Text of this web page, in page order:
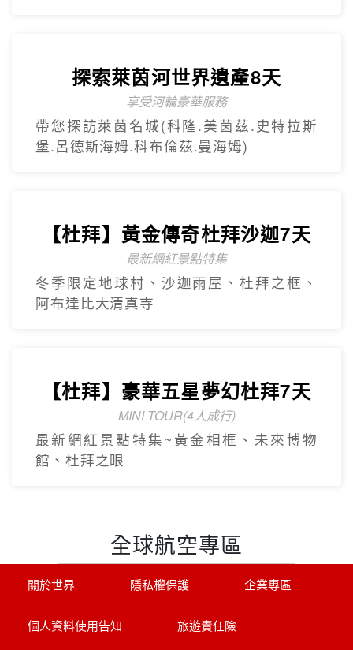
探索萊茵河世界遺產8天
享受河輪豪華服務
帶您探訪萊茵名城(科隆.美茵茲.史特拉斯
堡.呂德斯海姆.科布倫茲.曼海姆)
【杜拜】黃金傳奇杜拜沙迦7天
最新網紅景點特集
冬季限定地球村、沙迦⾬屋、杜拜之框、
阿布達比大清真寺
【杜拜】豪華五星夢幻杜拜7天
MINI TOUR(4人成行)
最新網紅景點特集~黃金相框、未來博物
館、杜拜之眼
全球航空專區
關於世界 隱私權保護 企業專區
個人資料使用告知 旅遊責任險